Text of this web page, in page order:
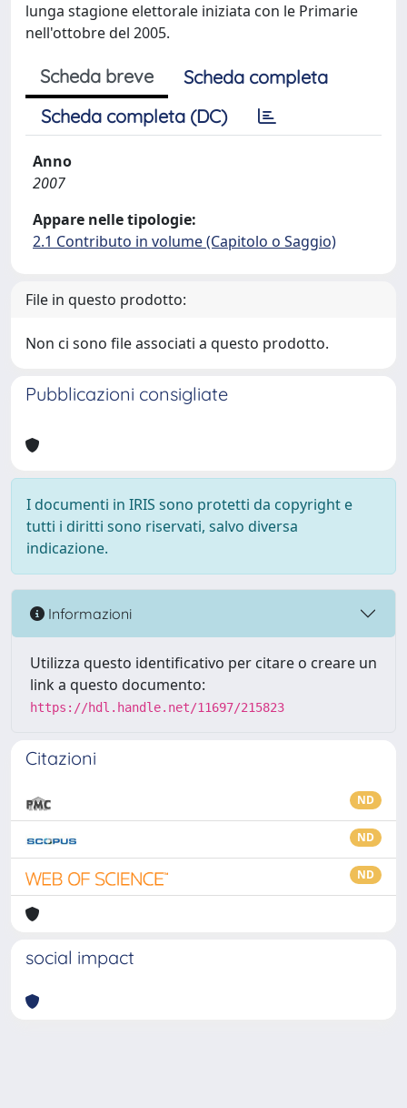
lunga stagione elettorale iniziata con le Primarie
nell'ottobre del 2005.
Scheda breve
Scheda completa
Scheda completa (DC)
Anno
2007
Appare nelle tipologie:
2.1 Contributo in volume (Capitolo o Saggio)
File in questo prodotto:
Non ci sono file associati a questo prodotto.
Pubblicazioni consigliate
I documenti in IRIS sono protetti da copyright e
tutti i diritti sono riservati, salvo diversa
indicazione.
Informazioni
Utilizza questo identificativo per citare o creare un
link a questo documento:
https://hdl.handle.net/11697/215823
Citazioni
ND
ND
ND
social impact